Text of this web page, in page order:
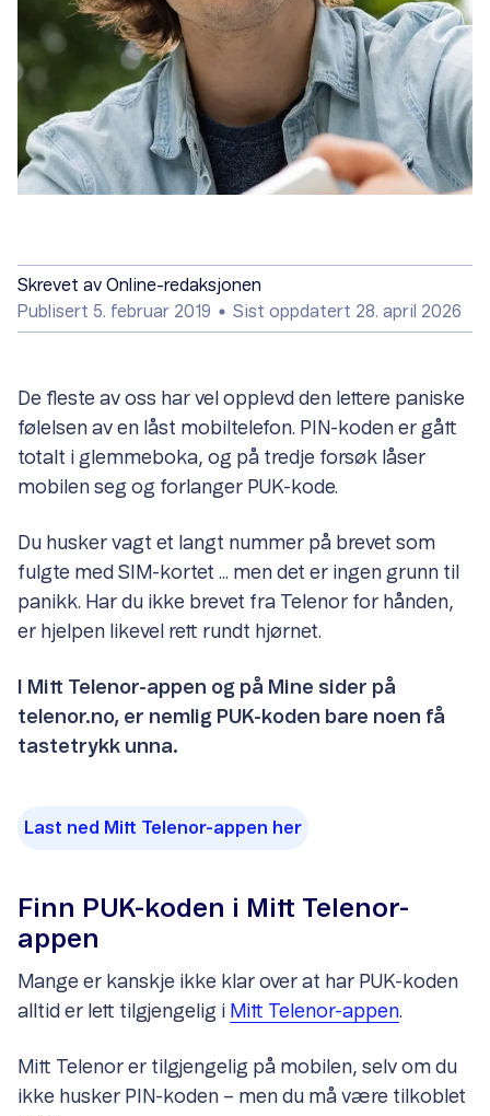
Skrevet av Online-redaksjonen
Publisert 5. februar 2019
Sist oppdatert 28. april 2026
De fleste av oss har vel opplevd den lettere paniske
følelsen av en låst mobiltelefon. PIN-koden er gått
totalt i glemmeboka, og på tredje forsøk låser
mobilen seg og forlanger PUK-kode.
Du husker vagt et langt nummer på brevet som
fulgte med SIM-kortet ... men det er ingen grunn til
panikk. Har du ikke brevet fra Telenor for hånden,
er hjelpen likevel rett rundt hjørnet.
I Mitt Telenor-appen og på Mine sider på
telenor.no, er nemlig PUK-koden bare noen få
tastetrykk unna.
Last ned Mitt Telenor-appen her
Finn PUK-koden i Mitt Telenor-
appen
Mange er kanskje ikke klar over at har PUK-koden
alltid er lett tilgjengelig i Mitt Telenor-appen.
Mitt Telenor er tilgjengelig på mobilen, selv om du
ikke husker PIN-koden – men du må være tilkoblet